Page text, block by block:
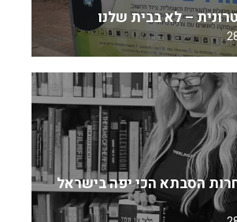
– לא בבית שלנו
הסבתא הכי יפה בישראל